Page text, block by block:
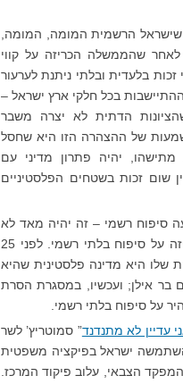
הרשמית המומה, המומה,
שהממשלה הכריזה על קווי
זכות בלעדית ובלתי ניתנת לערעור
בכל חלקי ארץ ישראל –
הדתית לא יצרה משבר
של ההצהרה הזו היא שחסל
יהיה פתרון מדיני עם
שום זכות בשטחים הפלסטיניים
סיפוח רשמי – זה יהיה מאד לא
נוח להנהגה שלה ולצבא שלה – אבל שלשום היא הכריזה על סיפוח בלתי רשמי. לפני 25
שלו היא מדינה פלסטינית שהיא
בר אילן; ועכשיו, במסגרת הסרת
על סיפוח בלתי רשמי.
עדיין לא מתנדנד” סמוטריץ’ לשר
ישראל בפיקציה משפטית
הצבאי, עלוב פיקוד המרכז.